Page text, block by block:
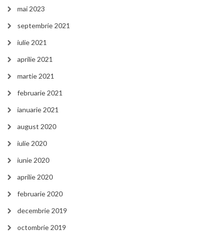
mai 2023
septembrie 2021
iulie 2021
aprilie 2021
martie 2021
februarie 2021
ianuarie 2021
august 2020
iulie 2020
iunie 2020
aprilie 2020
februarie 2020
decembrie 2019
octombrie 2019